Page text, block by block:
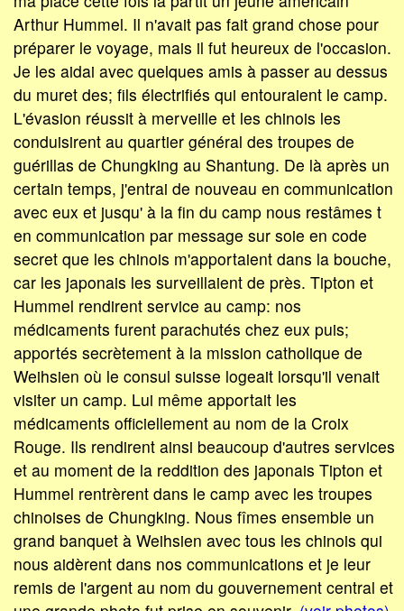
Arthur Hummel. Il n'avait pas fait grand chose pour
préparer le voyage, mais il fut heureux de l'occasion.
Je les aidai avec quelques amis à passer au dessus
du muret des; fils électrifiés qui entouraient le camp.
L'évasion réussit à merveille et les chinois les
conduisirent au quartier général des troupes de
guérillas de Chungking au Shantung. De là après un
certain temps, j'entrai de nouveau en communication
avec eux et jusqu' à la fin du camp nous restâmes t
en communication par message sur soie en code
secret que les chinois m'apportaient dans la bouche,
car les japonais les surveillaient de près. Tipton et
Hummel rendirent service au camp: nos
médicaments furent parachutés chez eux puis;
apportés secrètement à la mission catholique de
Weihsien où le consul suisse logeait lorsqu'il venait
visiter un camp. Lui même apportait les
médicaments officiellement au nom de la Croix
Rouge. Ils rendirent ainsi beaucoup d'autres services
et au moment de la reddition des japonais Tipton et
Hummel rentrèrent dans le camp avec les troupes
chinoises de Chungking. Nous fîmes ensemble un
grand banquet à Weihsien avec tous les chinois qui
nous aidèrent dans nos communications et je leur
remis de l'argent au nom du gouvernement central et